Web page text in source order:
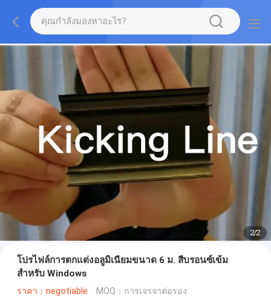
2/2
โปรไฟล์การตกแต่งอลูมิเนียมขนาด 6 ม. สีบรอนซ์เข้ม
สำหรับ Windows
ราคา：negotiable MOQ：การเจรจาต่อรอง